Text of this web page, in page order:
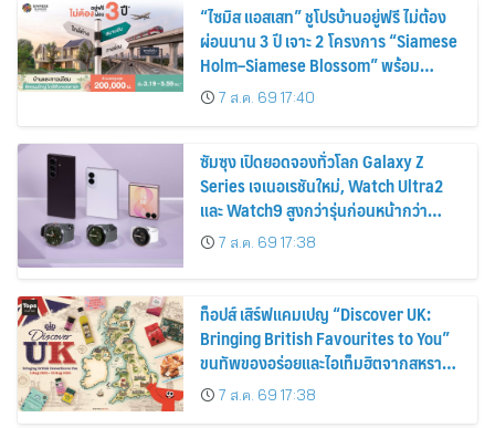
“ไซมิส แอสเสท” ชูโปรบ้านอยู่ฟรี ไม่ต้อง
ผ่อนนาน 3 ปี เจาะ 2 โครงการ “Siamese
Holm–Siamese Blossom” พร้อม
ส่วนลดและสิทธิพิเศษถึง 31 สิงหาคม
2569
7 ส.ค. 69 17:40
ซัมซุง เปิดยอดจองทั่วโลก Galaxy Z
Series เจเนอเรชันใหม่, Watch Ultra2
และ Watch9 สูงกว่ารุ่นก่อนหน้ากว่า
30%7 ส.ค. 69 17:38
ท็อปส์ เสิร์ฟแคมเปญ “Discover UK:
Bringing British Favourites to You”
ขนทัพของอร่อยและไอเท็มฮิตจากสหราช
อาณาจักร ส่งตรงถึงมือตั้งแต่วันนี้ – 18
สิงหาคมนี้
7 ส.ค. 69 17:38